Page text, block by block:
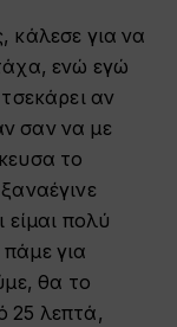
κάλεσε για να
ενώ εγώ
αν
σαν να με
το
είμαι πολύ
για
θα το
25 λεπτά,